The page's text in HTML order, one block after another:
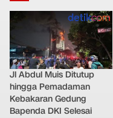
Jl Abdul Muis Ditutup
hingga Pemadaman
Kebakaran Gedung
Bapenda DKI Selesai